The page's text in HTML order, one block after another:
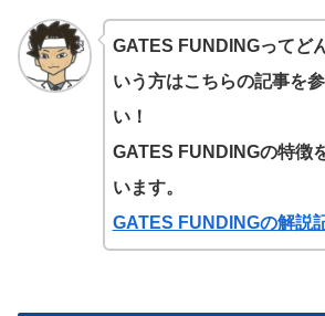
GATES FUNDINGってど
いう方はこちらの記事を
い！
GATES FUNDINGの特徴
います。
GATES FUNDINGの解説